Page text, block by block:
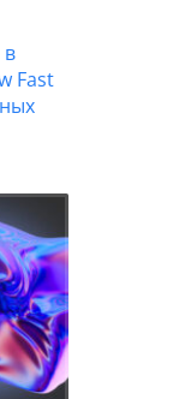
в
Fast